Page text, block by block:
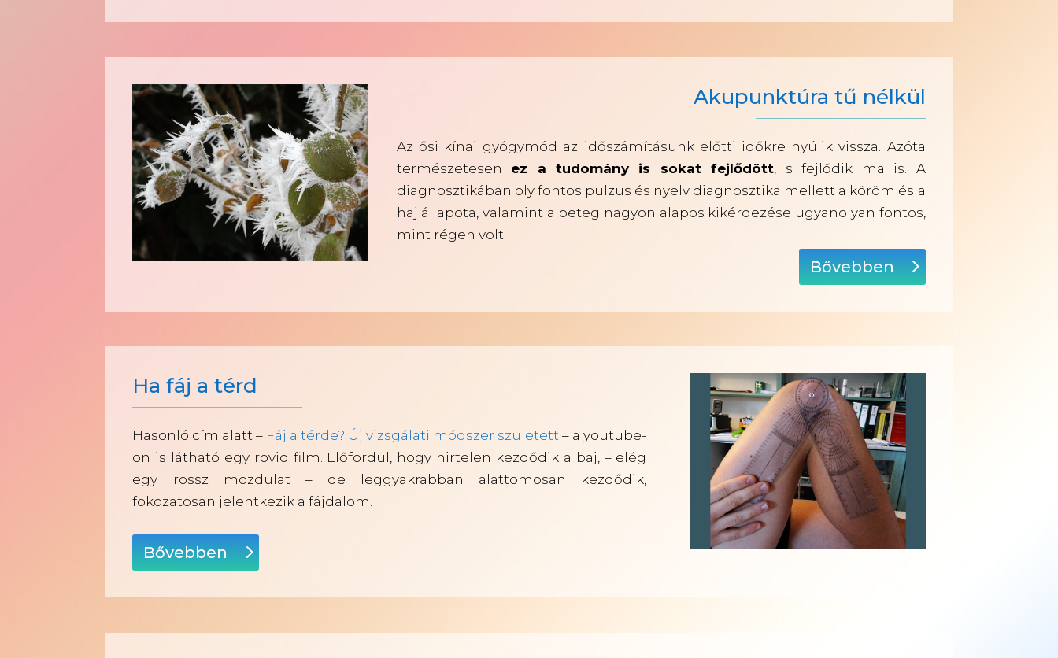
Akupunktúra tű nélkül
Az ősi kínai gyógymód az időszámításunk előtti időkre nyúlik vissza. Azóta
természetesen ez a tudomány is sokat fejlődött, s fejlődik ma is. A
diagnosztikában oly fontos pulzus és nyelv diagnosztika mellett a köröm és a
haj állapota, valamint a beteg nagyon alapos kikérdezése ugyanolyan fontos,
mint régen volt.
Bővebben
Ha fáj a térd
Hasonló cím alatt – Fáj a térde? Új vizsgálati módszer született – a youtube-
on is látható egy rövid film. Előfordul, hogy hirtelen kezdődik a baj, – elég
egy rossz mozdulat – de leggyakrabban alattomosan kezdődik,
fokozatosan jelentkezik a fájdalom.
Bővebben